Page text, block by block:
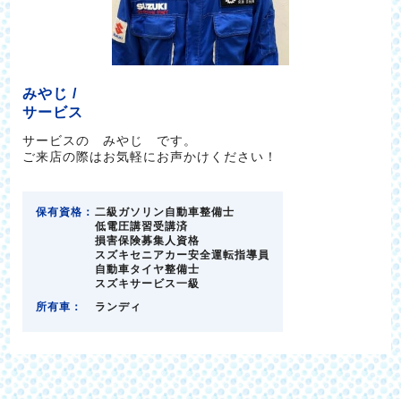
みやじ /
サービス
サービスの みやじ です。
ご来店の際はお気軽にお声かけください！
保有資格： 二級ガソリン自動車整備士
低電圧講習受講済
損害保険募集人資格
スズキセニアカー安全運転指導員
自動車タイヤ整備士
スズキサービス一級
所有車：
ランディ